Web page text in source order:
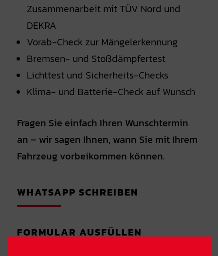
Zusammenarbeit mit TÜV Nord und
DEKRA
Vorab-Check zur Mängelerkennung
Bremsen- und Stoßdämpfertest
Lichttest und Sicherheits-Checks
Klima- und Batterie-Check auf Wunsch
Fragen Sie einfach Ihren Wunschtermin
an – wir sagen Ihnen, wann Sie mit Ihrem
Fahrzeug vorbeikommen können.
WHATSAPP SCHREIBEN
FORMULAR AUSFÜLLEN